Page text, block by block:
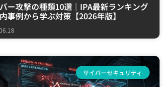
ー攻撃の種類10選｜IPA最新ランキング
事例から学ぶ対策【2026年版】
サイバーセキュリティ